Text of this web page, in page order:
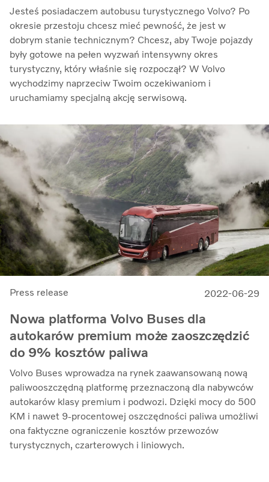
Jesteś posiadaczem autobusu turystycznego Volvo? Po
okresie przestoju chcesz mieć pewność, że jest w
dobrym stanie technicznym? Chcesz, aby Twoje pojazdy
były gotowe na pełen wyzwań intensywny okres
turystyczny, który właśnie się rozpoczął? W Volvo
wychodzimy naprzeciw Twoim oczekiwaniom i
uruchamiamy specjalną akcję serwisową.
Press release 2022-06-29
Nowa platforma Volvo Buses dla
autokarów premium może zaoszczędzić
do 9% kosztów paliwa
Volvo Buses wprowadza na rynek zaawansowaną nową
paliwooszczędną platformę przeznaczoną dla nabywców
autokarów klasy premium i podwozi. Dzięki mocy do 500
KM i nawet 9-procentowej oszczędności paliwa umożliwi
ona faktyczne ograniczenie kosztów przewozów
turystycznych, czarterowych i liniowych.